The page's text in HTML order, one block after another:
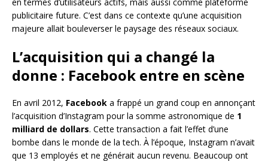
publicitaire future. C’est dans ce contexte qu’une acquisition
majeure allait bouleverser le paysage des réseaux sociaux.
L’acquisition qui a changé la
donne : Facebook entre en scène
En avril 2012, Facebook a frappé un grand coup en annonçant
l’acquisition d’Instagram pour la somme astronomique de 1
milliard de dollars. Cette transaction a fait l’effet d’une
bombe dans le monde de la tech. À l’époque, Instagram n’avait
que 13 employés et ne générait aucun revenu. Beaucoup ont